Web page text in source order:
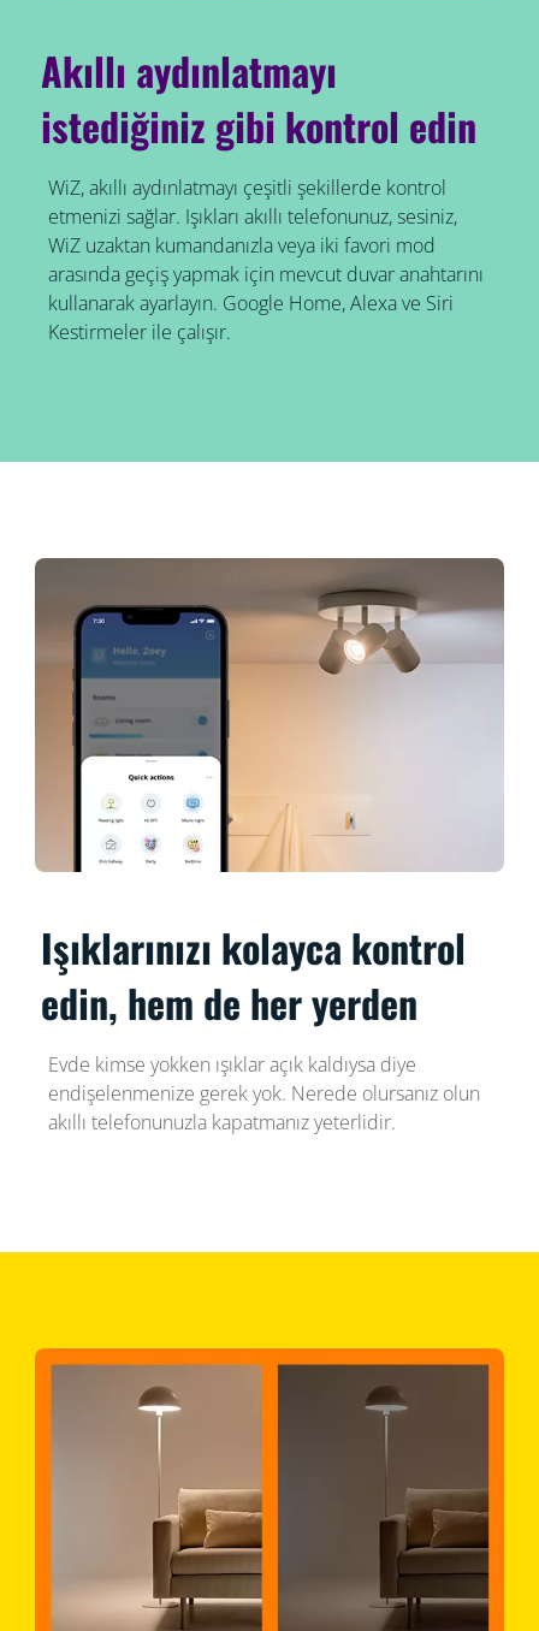
Akıllı aydınlatmayı
istediğiniz gibi kontrol edin
WiZ, akıllı aydınlatmayı çeşitli şekillerde kontrol
etmenizi sağlar. Işıkları akıllı telefonunuz, sesiniz,
WiZ uzaktan kumandanızla veya iki favori mod
arasında geçiş yapmak için mevcut duvar anahtarını
kullanarak ayarlayın. Google Home, Alexa ve Siri
Kestirmeler ile çalışır.
Işıklarınızı kolayca kontrol
edin, hem de her yerden
Evde kimse yokken ışıklar açık kaldıysa diye
endişelenmenize gerek yok. Nerede olursanız olun
akıllı telefonunuzla kapatmanız yeterlidir.